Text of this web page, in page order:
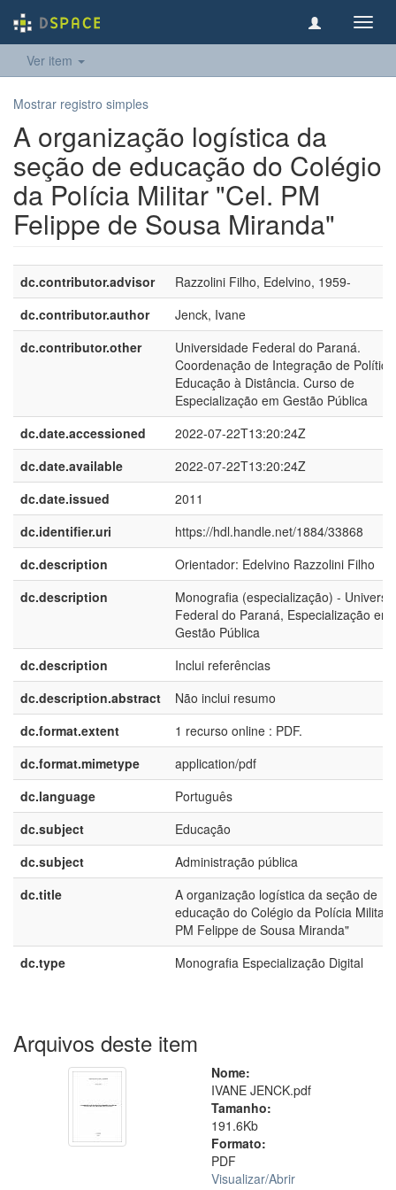
Ver item
Mostrar registro simples
A organização logística da
seção de educação do Colégio
da Polícia Militar "Cel. PM
Felippe de Sousa Miranda"
dc.contributor.advisor
Razzolini Filho, Edelvino, 1959-
dc.contributor.author
Jenck, Ivane
dc.contributor.other
Universidade Federal do Paraná.
Coordenação de Integração de
Educação à Distância. Curso de
Especialização em Gestão Pública
dc.date.accessioned
2022-07-22T13:20:24Z
dc.date.available
2022-07-22T13:20:24Z
dc.date.issued
2011
dc.identifier.uri
https://hdl.handle.net/1884/33868
dc.description
Orientador: Edelvino Razzolini Filho
dc.description
Monografia (especialização) -
Federal do Paraná, Especialização em
Gestão Pública
dc.description
Inclui referências
dc.description.abstract
Não inclui resumo
dc.format.extent
1 recurso online : PDF.
dc.format.mimetype
application/pdf
dc.language
Português
dc.subject
Educação
dc.subject
Administração pública
dc.title
A organização logística da seção de
educação do Colégio da Polícia Militar
PM Felippe de Sousa Miranda"
dc.type
Monografia Especialização Digital
Arquivos deste item
Nome:
IVANE JENCK.pdf
Tamanho:
191.6Kb
Formato:
PDF
Visualizar/Abrir